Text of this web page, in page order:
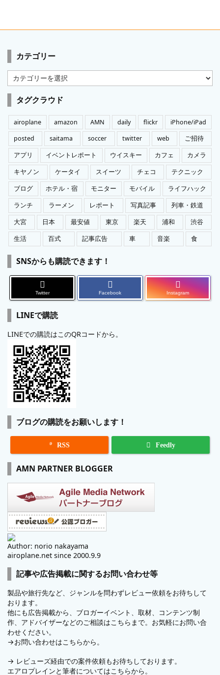
カテゴリー
カ
テ
ゴ
リ
ー
タグクラウド
airoplane amazon AMN daily flickr
iPhone/iPad
posted
saitama soccer twitter web
ご招待
アプリ
イベントレポート ウイスキー カフェ
カメラ
キヤノン
ケータイ スイーツ チェコ
テクニック
ブログ
ホテル・宿 モニター モバイル
ライフハック
ランチ
ラーメン レポート 写真記事
列車・鉄道
大宮
日本 最安値 東京 楽天 浦和
渋谷
生活
百式 記事広告 車 音楽 食
SNSからも購読できます！
Twitter Facebook Instagram
LINEで購読
LINEでの購読はこのQRコードから。
ブログの購読をお願いします！
 RSS Feedly
AMN PARTNER BLOGGER
Author: norio nakayama
airoplane.net since 2000.9.9
記事や広告掲載に関するお問い合わせ等
製品や旅行先など、ジャンルを問わずレビュー依頼をお待ちして
おります。
他にも広告掲載から、ブロガーイベント、取材、コンテンツ制
作、アドバイザーなどのご相談はこちらまで。お気軽にお問い合
わせください。
→お問い合わせはこちらから。
→ レビューズ経由での案件依頼もお待ちしております。
エアロプレインと筆者についてはこちらから。